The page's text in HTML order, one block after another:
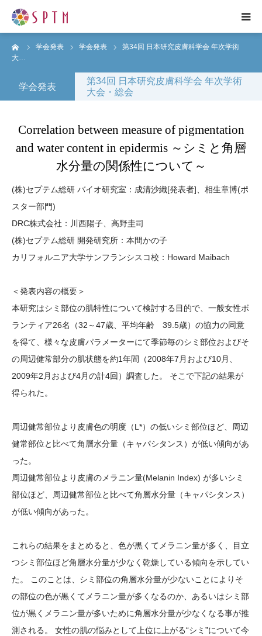
学会発表 学会発表
第34回 日本研究皮膚科学会 年次学術
大…
学会発表
第34回 日本研究皮膚科学会 年次学術
大会・総会
Correlation between measure of pigmentation
and water content in epidermis ～シミと角層
水分量の関係性について～
(株)セプテム総研 バイオ研究室：成清沙織[発表者]、相生章博(ポ
スター部門)
DRC株式会社：川西陽子、高野圭司
(株)セプテム総研 開発研究所：本間かの子
カリフォルニア大学サンフランシスコ校：Howard Maibach
＜発表内容の概要＞
本研究はシミ部位の肌特性について検討する目的で、一般女性ボ
ランティア26名（32～47歳、平均年齢 39.5歳）の協力の同意
を得て、様々な皮膚パラメーターにて季節毎のシミ部位およびそ
の周辺健常部分の肌状態を約1年間（2008年7月および10月、
2009年2月および4月の計4回）調査した。 そこで下記の結果が
得られた。
周辺健常部位より皮膚色の明度（L*）の低いシミ部位ほど、周辺
健常部位と比べて角層水分量（キャパシタンス）が低い傾向があ
った。
周辺健常部位より皮膚のメラニン量(Melanin Index) が多いシミ
部位ほど、周辺健常部位と比べて角層水分量（キャパシタンス）
が低い傾向があった。
これらの結果をまとめると、色が黒くてメラニン量が多く、目立
つシミ部位ほど角層水分量が少なく乾燥している傾向を示してい
た。 このことは、シミ部位の角層水分量が少ないことによりそ
の部位の色が黒くてメラニン量が多くなるのか、あるいはシミ部
位が黒くメラニン量が多いために角層水分量が少なくなる事が推
測される。 女性の肌の悩みとして上位に上がる“シミ”について今
HOME
企業紹介
事業紹介